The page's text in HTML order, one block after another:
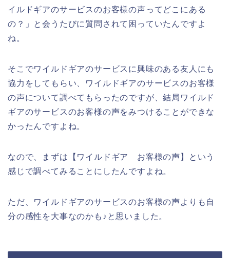
イルドギアのサービスのお客様の声ってどこにある
の？」と会うたびに質問されて困っていたんですよ
ね。
そこでワイルドギアのサービスに興味のある友人にも
協力をしてもらい、ワイルドギアのサービスのお客様
の声について調べてもらったのですが、結局ワイルド
ギアのサービスのお客様の声をみつけることができな
かったんですよね。
なので、まずは【ワイルドギア お客様の声】という
感じで調べてみることにしたんですよね。
ただ、ワイルドギアのサービスのお客様の声よりも自
分の感性を大事なのかも♪と思いました。